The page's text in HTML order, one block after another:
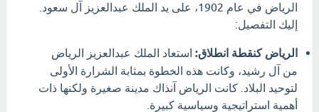
الرياض في عام 1902، على يد الملك عبدالعزيز آل سعود.
إليك التفصيل:
الرياض كنقطة انطلاق: استعاد الملك عبدالعزيز الرياض
من آل رشيد، وكانت هذه الخطوة بمثابة الشرارة الأولى
لتوحيد البلاد. كانت الرياض آنذاك مدينة صغيرة ولكنها ذات
أهمية استراتيجية وسياسية كبيرة.